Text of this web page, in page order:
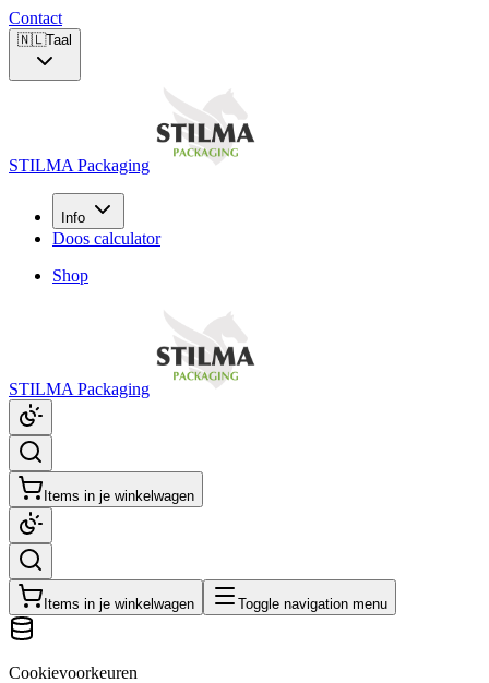
Contact
🇳🇱Taal
STILMA Packaging
Info
Doos calculator
Shop
STILMA Packaging
Items in je winkelwagen
Items in je winkelwagen Toggle navigation menu
Cookievoorkeuren